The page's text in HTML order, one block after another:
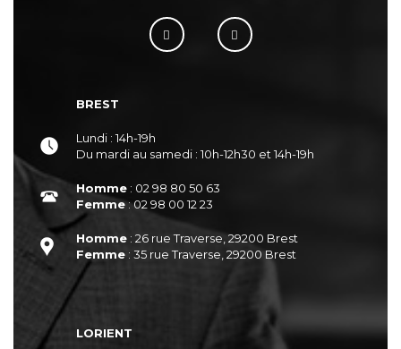
BREST
Lundi : 14h-19h
Du mardi au samedi : 10h-12h30 et 14h-19h
Homme : 02 98 80 50 63
Femme: 02 98 00 12 23
Homme : 26 rue Traverse, 29200 Brest
Femme : 35 rue Traverse, 29200 Brest
LORIENT